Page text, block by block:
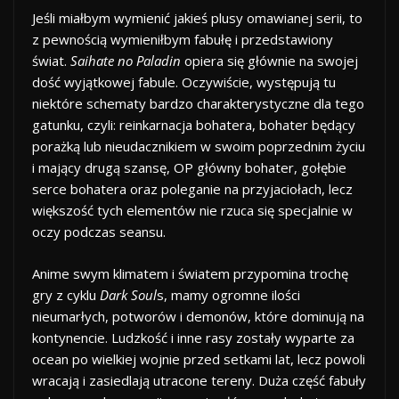
Jeśli miałbym wymienić jakieś plusy omawianej serii, to
z pewnością wymieniłbym fabułę i przedstawiony
świat. Saihate no Paladin opiera się głównie na swojej
dość wyjątkowej fabule. Oczywiście, występują tu
niektóre schematy bardzo charakterystyczne dla tego
gatunku, czyli: reinkarnacja bohatera, bohater będący
porażką lub nieudacznikiem w swoim poprzednim życiu
i mający drugą szansę, OP główny bohater, gołębie
serce bohatera oraz poleganie na przyjaciołach, lecz
większość tych elementów nie rzuca się specjalnie w
oczy podczas seansu.
Anime swym klimatem i światem przypomina trochę
gry z cyklu Dark Souls, mamy ogromne ilości
nieumarłych, potworów i demonów, które dominują na
kontynencie. Ludzkość i inne rasy zostały wyparte za
ocean po wielkiej wojnie przed setkami lat, lecz powoli
wracają i zasiedlają utracone tereny. Duża część fabuły